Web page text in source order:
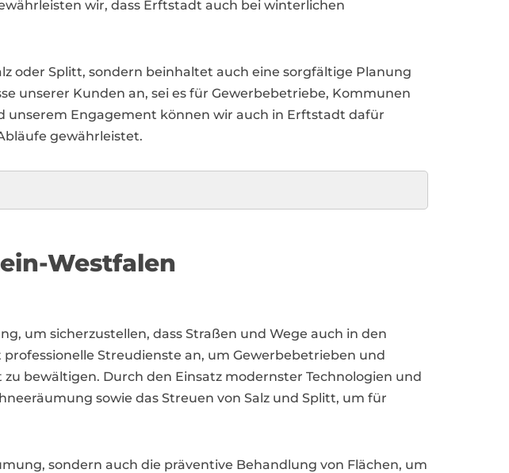
wir, dass Erftstadt auch bei winterlichen
oder Splitt, sondern beinhaltet auch eine sorgfältige Planung
unserer Kunden an, sei es für Gewerbebetriebe, Kommunen
Engagement können wir auch in Erftstadt dafür
gewährleistet.
Westfalen
um sicherzustellen, dass Straßen und Wege auch in den
Streudienste an, um Gewerbebetrieben und
bewältigen. Durch den Einsatz modernster Technologien und
sowie das Streuen von Salz und Splitt, um für
sondern auch die präventive Behandlung von Flächen, um